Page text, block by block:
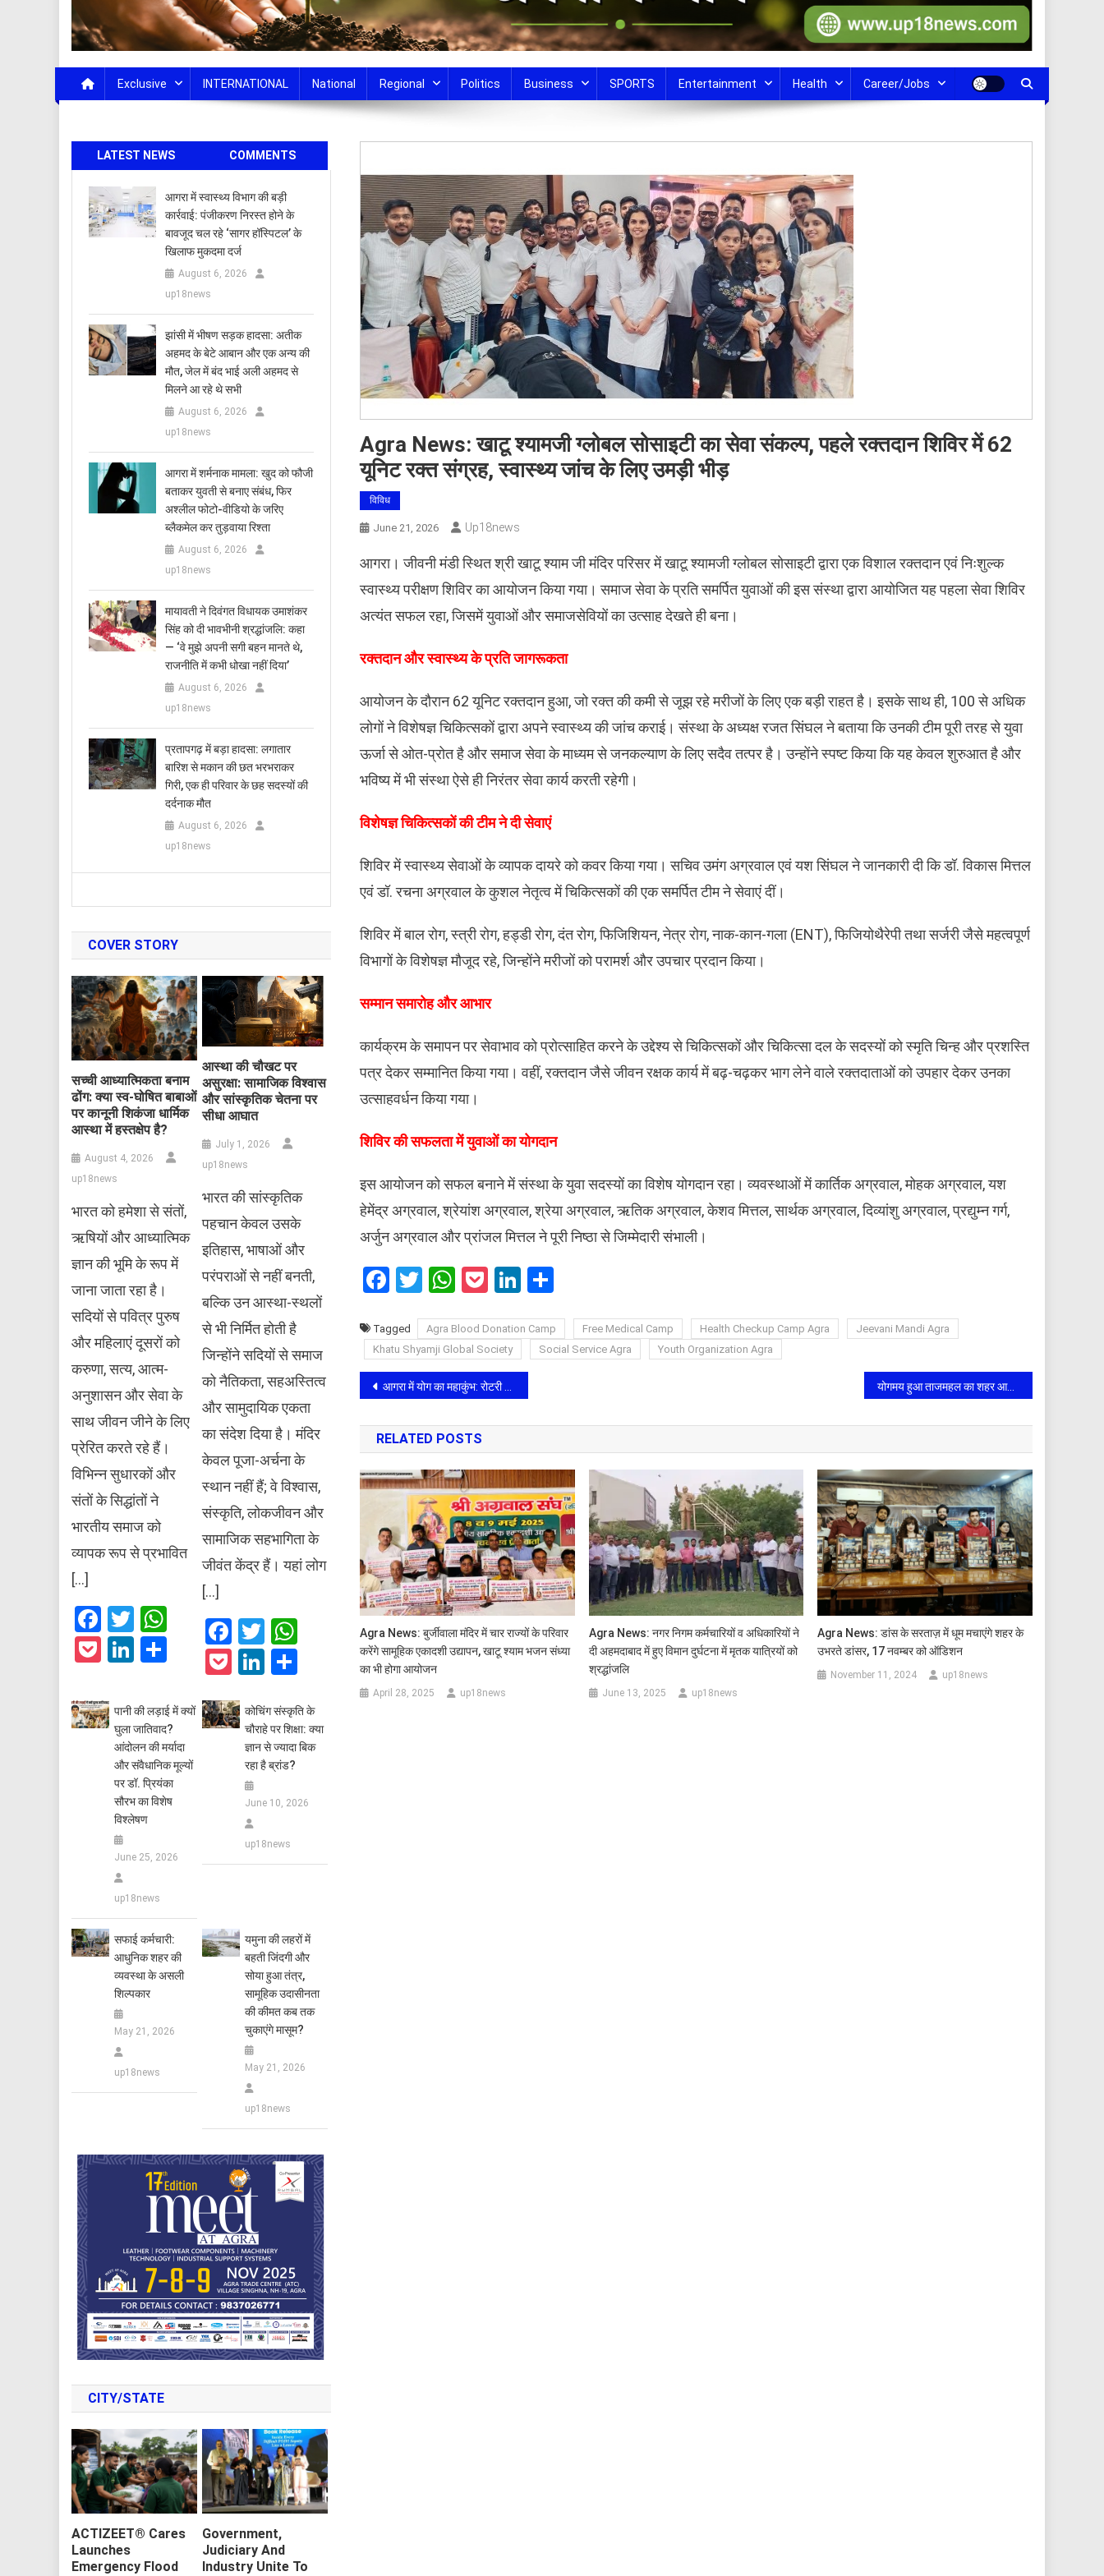
Exclusive INTERNATIONAL National Regional Politics Business SPORTS Entertainment Health Career/Jobs
Agra News: ​खाटू श्यामजी ग्लोबल सोसाइटी का सेवा संकल्प, पहले रक्तदान शिविर में 62
यूनिट रक्त संग्रह, स्वास्थ्य जांच के लिए उमड़ी भीड़
विविध
June 21, 2026 Up18news
आगरा। जीवनी मंडी स्थित श्री खाटू श्याम जी मंदिर परिसर में खाटू श्यामजी ग्लोबल सोसाइटी द्वारा एक विशाल रक्तदान एवं निःशुल्क
स्वास्थ्य परीक्षण शिविर का आयोजन किया गया। समाज सेवा के प्रति समर्पित युवाओं की इस संस्था द्वारा आयोजित यह पहला सेवा शिविर
अत्यंत सफल रहा, जिसमें युवाओं और समाजसेवियों का उत्साह देखते ही बना।
​रक्तदान और स्वास्थ्य के प्रति जागरूकता
आयोजन के दौरान 62 यूनिट रक्तदान हुआ, जो रक्त की कमी से जूझ रहे मरीजों के लिए एक बड़ी राहत है। इसके साथ ही, 100 से अधिक
लोगों ने विशेषज्ञ चिकित्सकों द्वारा अपने स्वास्थ्य की जांच कराई। संस्था के अध्यक्ष रजत सिंघल ने बताया कि उनकी टीम पूरी तरह से युवा
ऊर्जा से ओत-प्रोत है और समाज सेवा के माध्यम से जनकल्याण के लिए सदैव तत्पर है। उन्होंने स्पष्ट किया कि यह केवल शुरुआत है और
भविष्य में भी संस्था ऐसे ही निरंतर सेवा कार्य करती रहेगी।
​विशेषज्ञ चिकित्सकों की टीम ने दी सेवाएं
शिविर में स्वास्थ्य सेवाओं के व्यापक दायरे को कवर किया गया। सचिव उमंग अग्रवाल एवं यश सिंघल ने जानकारी दी कि डॉ. विकास मित्तल
एवं डॉ. रचना अग्रवाल के कुशल नेतृत्व में चिकित्सकों की एक समर्पित टीम ने सेवाएं दीं।
शिविर में बाल रोग, स्त्री रोग, हड्डी रोग, दंत रोग, फिजिशियन, नेत्र रोग, नाक-कान-गला (ENT), फिजियोथैरेपी तथा सर्जरी जैसे महत्वपूर्ण
विभागों के विशेषज्ञ मौजूद रहे, जिन्होंने मरीजों को परामर्श और उपचार प्रदान किया।
​सम्मान समारोह और आभार
कार्यक्रम के समापन पर सेवाभाव को प्रोत्साहित करने के उद्देश्य से चिकित्सकों और चिकित्सा दल के सदस्यों को स्मृति चिन्ह और प्रशस्ति
पत्र देकर सम्मानित किया गया। वहीं, रक्तदान जैसे जीवन रक्षक कार्य में बढ़-चढ़कर भाग लेने वाले रक्तदाताओं को उपहार देकर उनका
उत्साहवर्धन किया गया।
​शिविर की सफलता में युवाओं का योगदान
इस आयोजन को सफल बनाने में संस्था के युवा सदस्यों का विशेष योगदान रहा। व्यवस्थाओं में कार्तिक अग्रवाल, मोहक अग्रवाल, यश
हेमेंद्र अग्रवाल, श्रेयांश अग्रवाल, श्रेया अग्रवाल, ऋतिक अग्रवाल, केशव मित्तल, सार्थक अग्रवाल, दिव्यांशु अग्रवाल, प्रद्युम्न गर्ग,
अर्जुन अग्रवाल और प्रांजल मित्तल ने पूरी निष्ठा से जिम्मेदारी संभाली।
Facebook
Twitter
WhatsApp
PocketLinkedIn
Tagged ​Agra Blood Donation Camp Free Medical Camp Health Checkup Camp Agra
Jeevani Mandi Agra
Khatu Shyamji Global Society
Social Service Agra Youth Organization Agra
Post
navigation
आगरा में योग का महाकुंभ: रोटरी क्लब आगरा ग्रेस के विशेष ध्यान सत्र में प्रतिभागियों ने जाना ‘अरहाटिक योग’ का महत्व योगमय हुआ ताजमहल का शहर आगरा: 12वें अंतर्राष्ट्रीय योग दिवस पर एकलव्य स्टेडियम में हजारों ने किया योगाभ्यास
RELATED POSTS
Agra News: बुर्जीवाला मंदिर में चार राज्यों के परिवार
करेंगे सामूहिक एकादशी उद्यापन, खाटू श्याम भजन संध्या
का भी होगा आयोजन
April 28, 2025 up18news
Agra News: नगर निगम कर्मचारियों व अधिकारियों ने
दी अहमदाबाद में हुए विमान दुर्घटना में मृतक यात्रियों को
श्रद्धांजलि
June 13, 2025 up18news
Agra News: डांस के सरताज़ में धूम मचाएंगे शहर के
उभरते डांसर, 17 नवम्बर को ऑडिशन
November 11, 2024 up18news
LATEST NEWS COMMENTS
आगरा में स्वास्थ्य विभाग की बड़ी
कार्रवाई: पंजीकरण निरस्त होने के
बावजूद चल रहे ‘सागर हॉस्पिटल’ के
खिलाफ मुकदमा दर्ज
August 6, 2026
up18news
झांसी में भीषण सड़क हादसा: अतीक
अहमद के बेटे आबान और एक अन्य की
मौत, जेल में बंद भाई अली अहमद से
मिलने आ रहे थे सभी
August 6, 2026
up18news
आगरा में शर्मनाक मामला: खुद को फौजी
बताकर युवती से बनाए संबंध, फिर
अश्लील फोटो-वीडियो के जरिए
ब्लैकमेल कर तुड़वाया रिश्ता
August 6, 2026
up18news
मायावती ने दिवंगत विधायक उमाशंकर
सिंह को दी भावभीनी श्रद्धांजलि: कहा
— ‘वे मुझे अपनी सगी बहन मानते थे,
राजनीति में कभी धोखा नहीं दिया’
August 6, 2026
up18news
प्रतापगढ़ में बड़ा हादसा: लगातार
बारिश से मकान की छत भरभराकर
गिरी, एक ही परिवार के छह सदस्यों की
दर्दनाक मौत
August 6, 2026
up18news
COVER STORY
सच्ची आध्यात्मिकता बनाम
ढोंग: क्या स्व-घोषित बाबाओं
पर कानूनी शिकंजा धार्मिक
आस्था में हस्तक्षेप है?
August 4, 2026
up18news
भारत को हमेशा से संतों,
ऋषियों और आध्यात्मिक
ज्ञान की भूमि के रूप में
जाना जाता रहा है।
सदियों से पवित्र पुरुष
और महिलाएं दूसरों को
करुणा, सत्य, आत्म-
अनुशासन और सेवा के
साथ जीवन जीने के लिए
प्रेरित करते रहे हैं।
विभिन्न सुधारकों और
संतों के सिद्धांतों ने
भारतीय समाज को
व्यापक रूप से प्रभावित
[…]
Facebook
TwitterWhatsApp
PocketLinkedIn
Share
आस्था की चौखट पर
असुरक्षा: सामाजिक विश्वास
और सांस्कृतिक चेतना पर
सीधा आघात
July 1, 2026
up18news
भारत की सांस्कृतिक
पहचान केवल उसके
इतिहास, भाषाओं और
परंपराओं से नहीं बनती,
बल्कि उन आस्था-स्थलों
से भी निर्मित होती है
जिन्होंने सदियों से समाज
को नैतिकता, सहअस्तित्व
और सामुदायिक एकता
का संदेश दिया है। मंदिर
केवल पूजा-अर्चना के
स्थान नहीं हैं; वे विश्वास,
संस्कृति, लोकजीवन और
सामाजिक सहभागिता के
जीवंत केंद्र हैं। यहां लोग
[…]
Facebook
TwitterWhatsApp
PocketLinkedIn
Share
पानी की लड़ाई में क्यों
घुला जातिवाद?
आंदोलन की मर्यादा
और संवैधानिक मूल्यों
पर डॉ. प्रियंका
सौरभ का विशेष
विश्लेषण
June 25, 2026
up18news
कोचिंग संस्कृति के
चौराहे पर शिक्षा: क्या
ज्ञान से ज्यादा बिक
रहा है ब्रांड?
June 10, 2026
up18news
सफाई कर्मचारी:
आधुनिक शहर की
व्यवस्था के असली
शिल्पकार
May 21, 2026
up18news
यमुना की लहरों में
बहती जिंदगी और
सोया हुआ तंत्र,
सामूहिक उदासीनता
की कीमत कब तक
चुकाएंगे मासूम?
May 21, 2026
up18news
CITY/STATE
ACTIZEET® Cares
Launches
Emergency Flood
Government,
Judiciary And
Industry Unite To